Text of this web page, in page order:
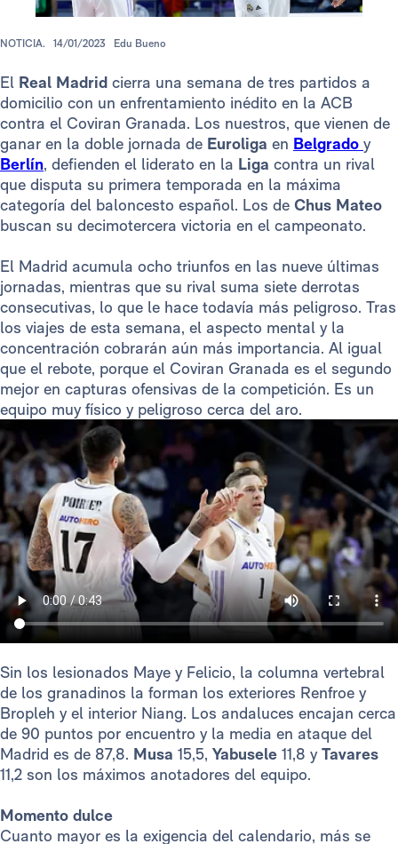
NOTICIA. 14/01/2023 Edu Bueno
El Real Madrid cierra una semana de tres partidos a
domicilio con un enfrentamiento inédito en la ACB
contra el Coviran Granada. Los nuestros, que vienen de
ganar en la doble jornada de Euroliga en Belgrado y
Berlín, defienden el liderato en la Liga contra un rival
que disputa su primera temporada en la máxima
categoría del baloncesto español. Los de Chus Mateo
buscan su decimotercera victoria en el campeonato.
El Madrid acumula ocho triunfos en las nueve últimas
jornadas, mientras que su rival suma siete derrotas
consecutivas, lo que le hace todavía más peligroso. Tras
los viajes de esta semana, el aspecto mental y la
concentración cobrarán aún más importancia. Al igual
que el rebote, porque el Coviran Granada es el segundo
mejor en capturas ofensivas de la competición. Es un
equipo muy físico y peligroso cerca del aro.
Sin los lesionados Maye y Felicio, la columna vertebral
de los granadinos la forman los exteriores Renfroe y
Bropleh y el interior Niang. Los andaluces encajan cerca
de 90 puntos por encuentro y la media en ataque del
Madrid es de 87,8. Musa 15,5, Yabusele 11,8 yTavares
11,2 son los máximos anotadores del equipo.
Momento dulce
Cuanto mayor es la exigencia del calendario, más se